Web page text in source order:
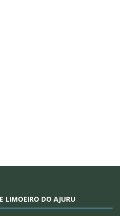
LIMOEIRO DO AJURU